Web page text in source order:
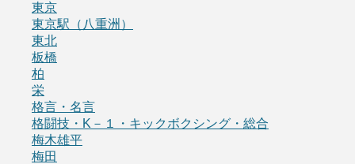
東京
東京駅（八重洲）
東北
板橋
柏
栄
格言・名言
格闘技・K－１・キックボクシング・総合
梅木雄平
梅田